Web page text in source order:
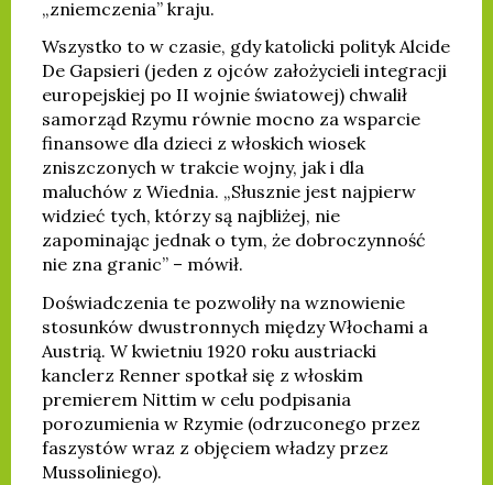
„zniemczenia” kraju.
Wszystko to w czasie, gdy katolicki polityk Alcide
De Gapsieri (jeden z ojców założycieli integracji
europejskiej po II wojnie światowej) chwalił
samorząd Rzymu równie mocno za wsparcie
finansowe dla dzieci z włoskich wiosek
zniszczonych w trakcie wojny, jak i dla
maluchów z Wiednia. „Słusznie jest najpierw
widzieć tych, którzy są najbliżej, nie
zapominając jednak o tym, że dobroczynność
nie zna granic” – mówił.
Doświadczenia te pozwoliły na wznowienie
stosunków dwustronnych między Włochami a
Austrią. W kwietniu 1920 roku austriacki
kanclerz Renner spotkał się z włoskim
premierem Nittim w celu podpisania
porozumienia w Rzymie (odrzuconego przez
faszystów wraz z objęciem władzy przez
Mussoliniego).